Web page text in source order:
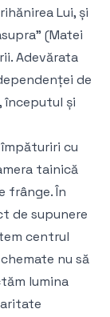
Lui, și
(Matei
Adevărata
de
începutul și
cu
tainică
frânge. În
de supunere
centrul
nu să
lumina